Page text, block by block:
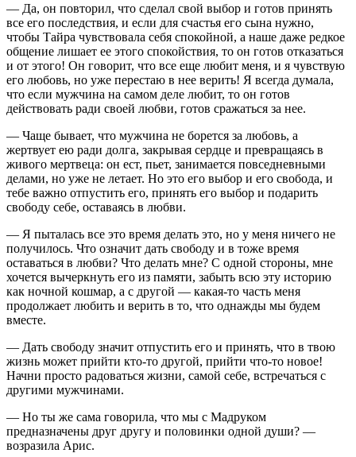
— Да, он повторил, что сделал свой выбор и готов принять
все его последствия, и если для счастья его сына нужно,
чтобы Тайра чувствовала себя спокойной, а наше даже редкое
общение лишает ее этого спокойствия, то он готов отказаться
и от этого! Он говорит, что все еще любит меня, и я чувствую
его любовь, но уже перестаю в нее верить! Я всегда думала,
что если мужчина на самом деле любит, то он готов
действовать ради своей любви, готов сражаться за нее.
— Чаще бывает, что мужчина не борется за любовь, а
жертвует ею ради долга, закрывая сердце и превращаясь в
живого мертвеца: он ест, пьет, занимается повседневными
делами, но уже не летает. Но это его выбор и его свобода, и
тебе важно отпустить его, принять его выбор и подарить
свободу себе, оставаясь в любви.
— Я пыталась все это время делать это, но у меня ничего не
получилось. Что означит дать свободу и в тоже время
оставаться в любви? Что делать мне? С одной стороны, мне
хочется вычеркнуть его из памяти, забыть всю эту историю
как ночной кошмар, а с другой — какая-то часть меня
продолжает любить и верить в то, что однажды мы будем
вместе.
— Дать свободу значит отпустить его и принять, что в твою
жизнь может прийти кто-то другой, прийти что-то новое!
Начни просто радоваться жизни, самой себе, встречаться с
другими мужчинами.
— Но ты же сама говорила, что мы с Мадруком
предназначены друг другу и половинки одной души? —
возразила Арис.